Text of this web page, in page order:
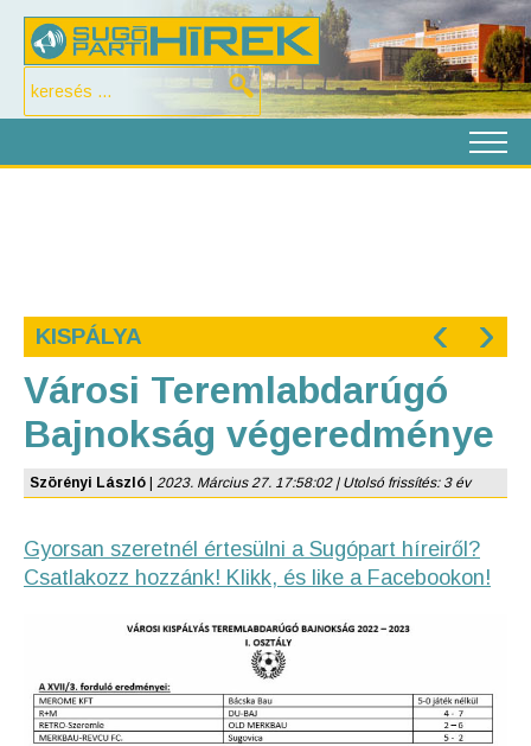
KISPÁLYA ‹ ›
Városi Teremlabdarúgó
Bajnokság végeredménye
Szörényi László 2023. Március 27. 17:58:02 | Utolsó frissítés: 3 év
Gyorsan szeretnél értesülni a Sugópart híreiről?
Csatlakozz hozzánk! Klikk, és like a Facebookon!